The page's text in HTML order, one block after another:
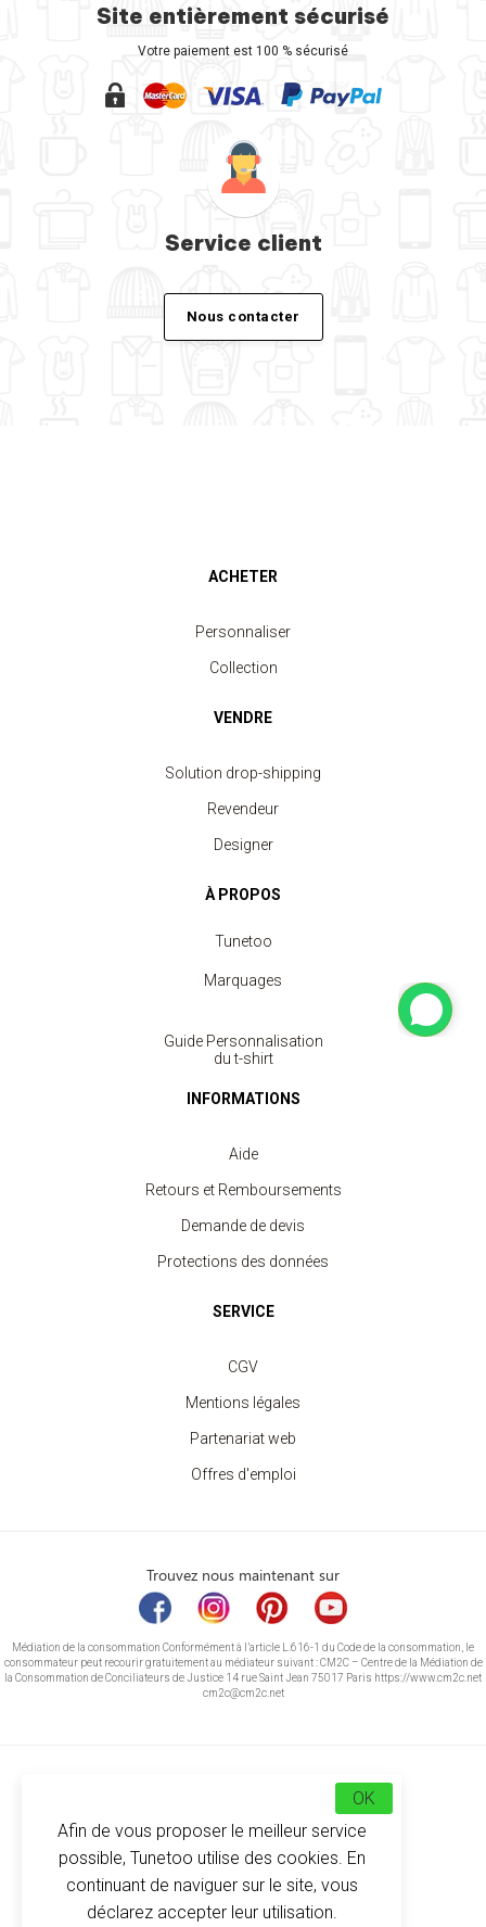
Site entièrement sécurisé
Votre paiement est 100 % sécurisé
Service client
Nous contacter
ACHETER
Personnaliser
Collection
VENDRE
Solution drop-shipping
Revendeur
Designer
À PROPOS
Tunetoo
Marquages
Guide Personnalisation
du t-shirt
INFORMATIONS
Aide
Retours et Remboursements
Demande de devis
Protections des données
SERVICE
CGV
Mentions légales
Partenariat web
Offres d'emploi
Trouvez nous maintenant sur
Médiation de la consommation Conformément à l’article L.616-1 du Code de la consommation, le
consommateur peut recourir gratuitement au médiateur suivant : CM2C – Centre de la Médiation de
la Consommation de Conciliateurs de Justice 14 rue Saint Jean 75017 Paris https://www.cm2c.net
cm2c@cm2c.net
© Copyright 2026 -Tunetoo
Afin de vous proposer le meilleur service
possible, Tunetoo utilise des cookies. En
continuant de naviguer sur le site, vous
déclarez accepter leur utilisation.
OK